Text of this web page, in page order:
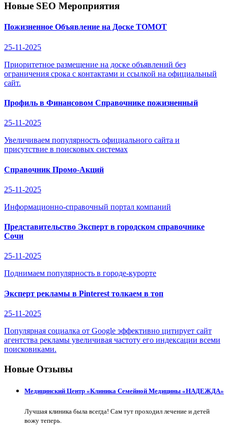
Новые SEO Мероприятия
Пожизненное Объявление на Доске ТОМОТ
25-11-2025
Приоритетное размещение на доске объявлений без
ограничения срока с контактами и ссылкой на официальный
сайт.
Профиль в Финансовом Справочнике пожизненный
25-11-2025
Увеличиваем популярность официального сайта и
присутствие в поисковых системах
Справочник Промо-Акций
25-11-2025
Информационно-справочный портал компаний
Представительство Эксперт в городском справочнике
Сочи
25-11-2025
Поднимаем популярность в городе-курорте
Эксперт рекламы в Pinterest толкаем в топ
25-11-2025
Популярная социалка от Google эффективно цитирует сайт
агентства рекламы увеличивая частоту его индексации всеми
поисковиками.
Новые Отзывы
Медицинский Центр «Клиника Семейной Медицины «НАДЕЖДА»
Лучшая клиника была всегда! Сам тут проходил лечение и детей
вожу теперь.